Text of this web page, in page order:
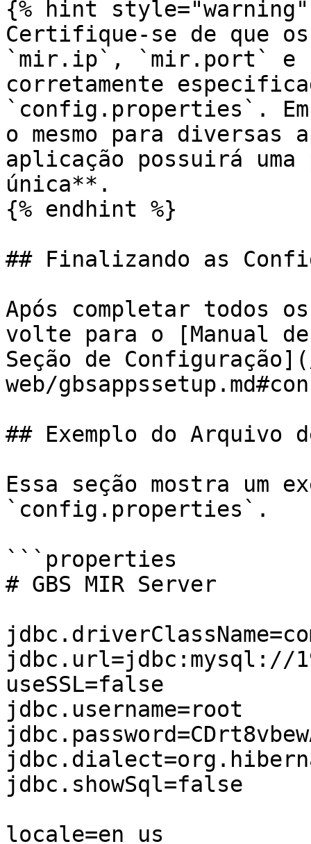
{% hint style="warning"
Certifique-se de que
`mir.ip`, `mir.port` e
corretamente
`config.properties`.
o mesmo para diversas
aplicação possuirá
única**.
{% endhint %}
## Finalizando as
Após completar todos
volte para o [Manual
Seção de
web/
## Exemplo do Arquivo
Essa seção mostra um
`config.properties`.
```properties
# GBS MIR Server
jdbc.url=jdbc:mysql://
useSSL=false
jdbc.username=root
jdbc.showSql=false
locale=en_us